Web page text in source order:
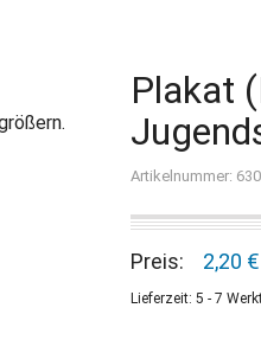
Plakat
Artikelnummer:
Preis: 2,20 €
Lieferzeit: 5 - 7